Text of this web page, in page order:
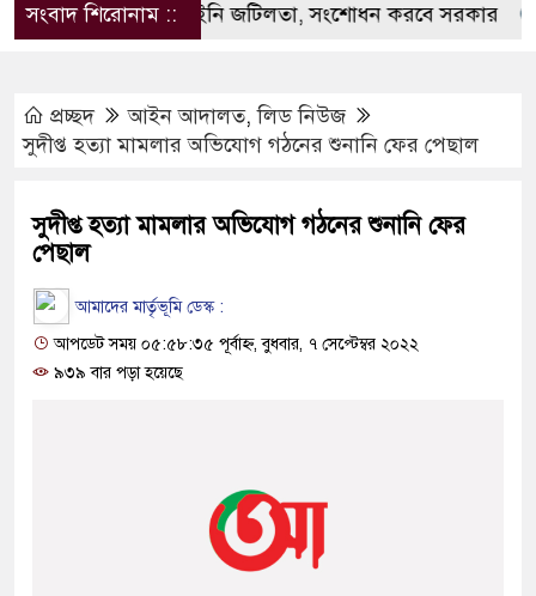
সংবাদ শিরোনাম ::
নিয়োগে আইনি জটিলতা, সংশোধন করবে সরকার
প্রচ্ছদ আইন আদালত,লিড নিউজ
সুদীপ্ত হত্যা মামলার অভিযোগ গঠনের শুনানি ফের পেছাল
সুদীপ্ত হত্যা মামলার অভিযোগ গঠনের শুনানি ফের
পেছাল
আমাদের মার্তৃভূমি ডেস্ক :
আপডেট সময় ০৫:৫৮:৩৫ পূর্বাহ্ন, বুধবার, ৭ সেপ্টেম্বর ২০২২
৯৩৯ বার পড়া হয়েছে